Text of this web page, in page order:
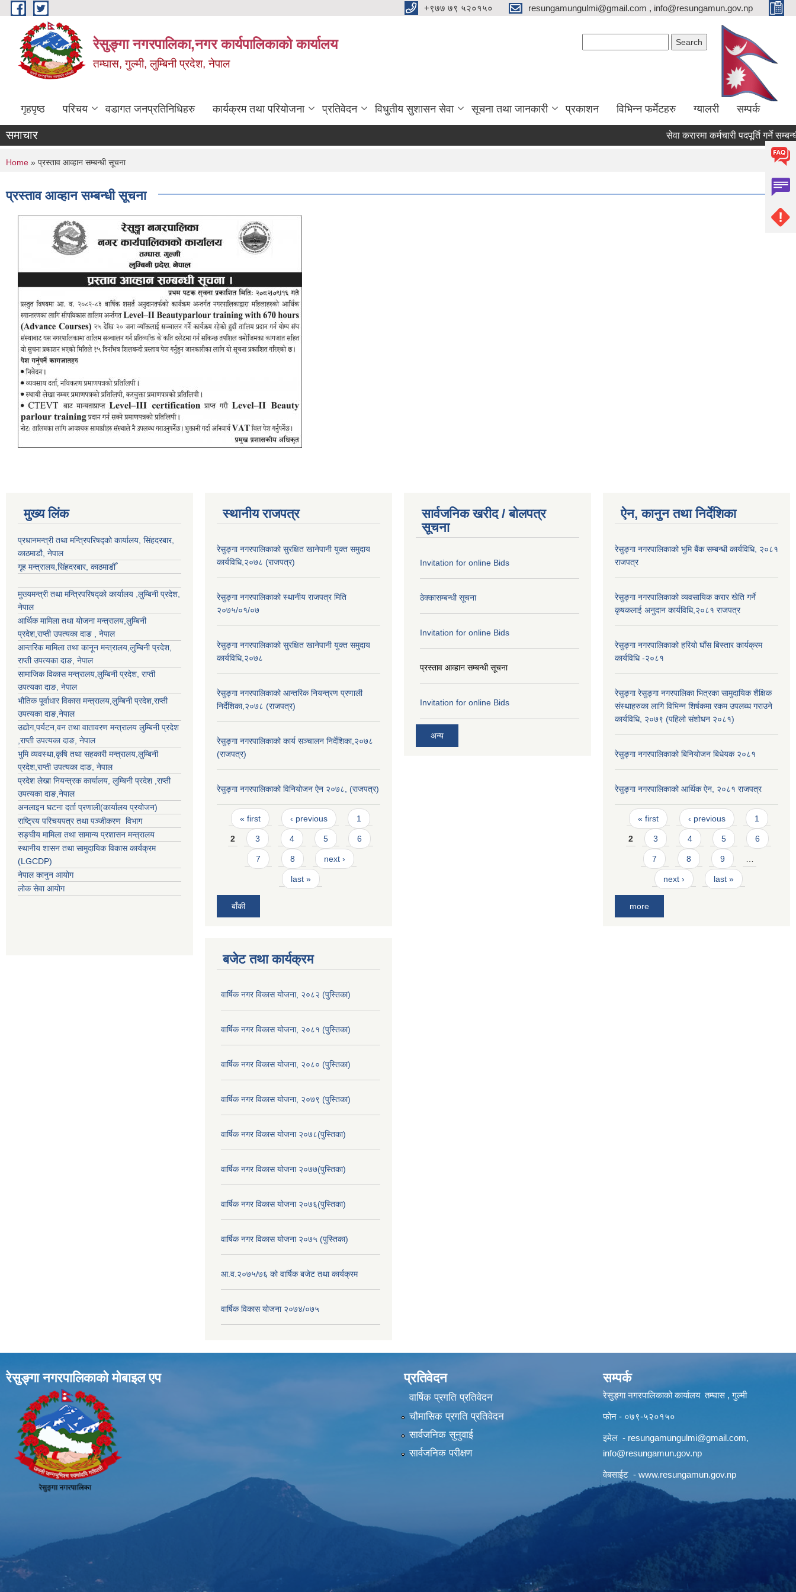
Skip to main content +९७७ ७९ ५२०१५० resungamungulmi@gmail.com , info@resungamun.gov.np
रेसुङ्गा नगरपालिका,नगर कार्यपालिकाको कार्यालय
तम्घास, गुल्मी, लुम्बिनी प्रदेश, नेपाल
गृहपृष्ठ परिचय वडागत जनप्रतिनिधिहरु कार्यक्रम तथा परियोजना प्रतिवेदन विधुतीय सुशासन सेवा सूचना तथा जानकारी प्रकाशन विभिन्न फर्मेटहरु ग्यालरी सम्पर्क
समाचार सेवा करारमा कर्मचारी पदपूर्ति गर्ने सम्बन्धी
You are here
Home » प्रस्ताव आव्हान सम्बन्धी सूचना
प्रस्ताव आव्हान सम्बन्धी सूचना
मुख्य लिंक
प्रधानमन्त्री तथा मन्त्रिपरिषद्को कार्यालय, सिंहदरबार,
काठमाडौ, नेपाल
गृह मन्त्रालय,सिंहदरबार, काठमाडौँ
मुख्यमन्त्री तथा मन्त्रिपरिषद्को कार्यालय ,लुम्बिनी प्रदेश,
नेपाल
आर्थिक मामिला तथा योजना मन्त्रालय, लुम्बिनी
प्रदेश ,राप्ती उपत्यका दाङ , नेपाल
आन्तरिक मामिला तथा कानून मन्त्रालय, लुम्बिनी प्रदेश
राप्ती उपत्यका दाङ , नेपाल
सामाजिक विकास मन्त्रालय, लुम्बिनी प्रदेश राप्ती
उपत्यका दाङ , नेपाल
भौतिक पूर्वाधार विकास मन्त्रालय, लुम्बिनी प्रदेश राप्ती
उपत्यका दाङ ,नेपाल
उद्याेग,पर्यटन,वन तथा वातावरण मन्त्रालय लुम्बिनी प्रदेश
राप्ती उपत्यका दाङ , नेपाल
भुमि व्यवस्था,कृषि तथा सहकारी मन्त्रालय, लुम्बिनी
प्रदेश राप्ती उपत्यका दाङ , नेपाल
प्रदेश लेखा नियन्त्रक कार्यालय, लुम्बिनी प्रदेश राप्ती
उपत्यका दाङ ,नेपाल
अनलाइन घटना दर्ता प्रणाली(कार्यालय प्रयोजन)
राष्ट्रिय परिचयपत्र तथा पञ्जीकरण विभाग
सङ्घीय मामिला तथा सामान्य प्रशासन मन्त्रालय
स्थानीय शासन तथा सामुदायिक विकास कार्यक्रम
(LGCDP)
नेपाल कानुन आयोग
लोक सेवा आयोग
स्थानीय राजपत्र
रेसुङ्गा नगरपालिकाको सुरक्षित खानेपानी युक्त समुदाय
कार्यविधि,२०७८ (राजपत्र)
रेसुङ्गा नगरपालिकाको स्थानीय राजपत्र मिति
२०७५/०१/०७
रेसुङ्गा नगरपालिकाको सुरक्षित खानेपानी युक्त समुदाय
कार्यविधि,२०७८
रेसुङ्गा नगरपालिकाको आन्तरिक नियन्त्रण प्रणाली
निर्देशिका,२०७८ (राजपत्र)
रेसुङ्गा नगरपालिकाको कार्य सञ्चालन निर्देशिका,२०७८
(राजपत्र)
रेसुङ्गा नगरपालिकाको विनियोजन ऐन २०७८, (राजपत्र)
Pages
« first ‹ previous 1
2 3 4 5 6
7 8 next ›
last »
बाँकी
बजेट तथा कार्यक्रम
वार्षिक नगर विकास योजना, २०८२ (पुस्तिका)
वार्षिक नगर विकास योजना, २०८१ (पुस्तिका)
वार्षिक नगर विकास योजना, २०८० (पुस्तिका)
वार्षिक नगर विकास योजना, २०७९ (पुस्तिका)
वार्षिक नगर विकास योजना २०७८(पुस्तिका)
वार्षिक नगर विकास योजना २०७७(पुस्तिका)
वार्षिक नगर विकास योजना २०७६(पुस्तिका)
वार्षिक नगर विकास योजना २०७५ (पुस्तिका)
आ.व.२०७५/७६ को वार्षिक बजेट तथा कार्यक्रम
वार्षिक विकास योजना २०७४/०७५
सार्वजनिक खरीद / बोलपत्र
सूचना
Invitation for online Bids
ठेक्कासम्बन्धी सूचना
Invitation for online Bids
प्रस्ताव आव्हान सम्बन्धी सूचना
Invitation for online Bids
अन्य
ऐन, कानुन तथा निर्देशिका
रेसुङ्गा नगरपालिकाको भुमि बैंक सम्बन्धी कार्यविधि, २०८१
राजपत्र
रेसुङ्गा नगरपालिकाको व्यवसायिक करार खेति गर्ने
कृषकलाई अनुदान कार्यविधि,२०८१ राजपत्र
रेसुङ्गा नगरपालिकाको हरियो घाँस बिस्तार कार्यक्रम
कार्यविधि -२०८१
रेसुङ्गा रेसुङ्गा नगरपालिका भित्रका सामुदायिक शैक्षिक
संस्थाहरुका लागि विभिन्न शिर्षकमा रकम उपलब्ध गराउने
कार्यविधि, २०७९ (पहिलो संशोधन २०८१)
रेसुङ्गा नगरपालिकाको बिनियोजन बिधेयक २०८१
रेसुङ्गा नगरपालिकाको आर्थिक ऐन, २०८१ राजपत्र
Pages
« first ‹ previous 1
2 3 4 5 6
7 8 9
next › last »
more
रेसुङ्गा नगरपालिकाकाे माेबाइल एप प्रतिवेदन
वार्षिक प्रगति प्रतिवेदन
चौमासिक प्रगति प्रतिवेदन
सार्वजनिक सुनुवाई
सार्वजनिक परीक्षण
सम्पर्क
रेसुङ्गा नगरपालिकाको कार्यालय तम्घास , गुल्मी
फोन - ०७९-५२०१५०
इमेल - resungamungulmi@gmail.com,
info@resungamun.gov.np
वेबसाईट - www.resungamun.gov.np